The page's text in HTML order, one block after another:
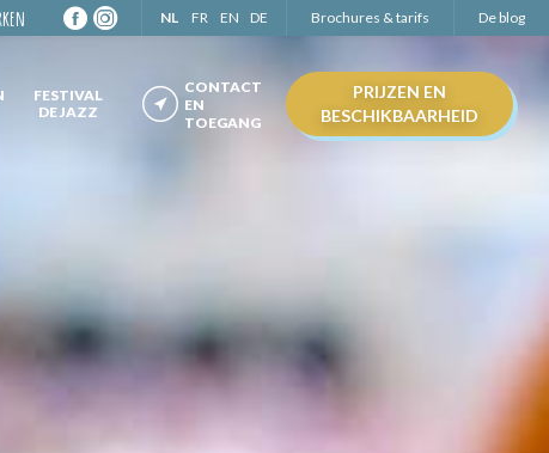
FESTIVAL
DE JAZZ
CONTACT
EN
TOEGANG
PRIJZEN EN
BESCHIKBAARHEID
NL FR EN DE Brochures & tarifs De blog